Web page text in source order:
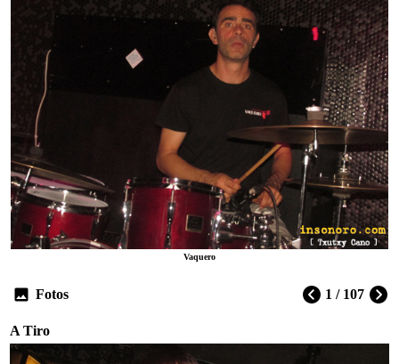
Vaquero
Fotos 1 / 107
A Tiro